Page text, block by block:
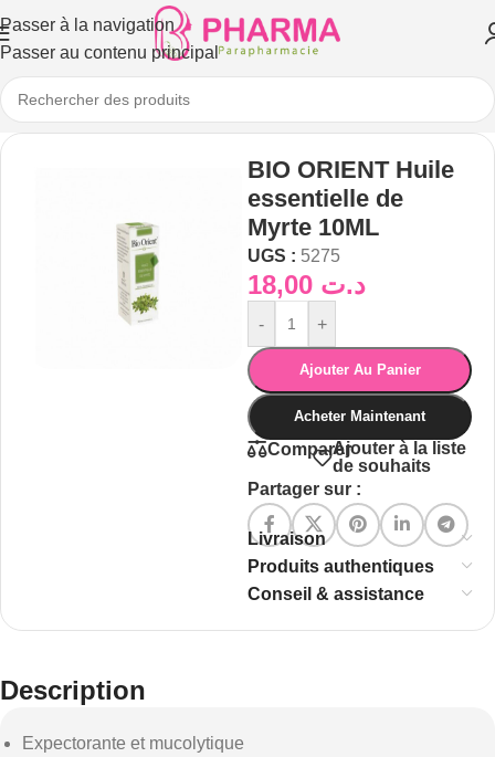
Passer à la navigation
Passer au contenu principal
BIO ORIENT Huile
essentielle de
Myrte 10ML
UGS : 5275
د.ت
- +
Ajouter Au Panier
Acheter Maintenant
ComparerAjouter à la liste
de souhaits
Partager sur :
Livraison
Produits authentiques
Conseil & assistance
Description
Expectorante et mucolytique